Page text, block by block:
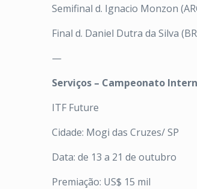
Semifinal d. Ignacio Monzon
Final d. Daniel Dutra da Silva
—
Serviços – Campeonato
ITF Future
Cidade: Mogi das Cruzes/ SP
Data: de 13 a 21 de outubro
Premiação: US$ 15 mil